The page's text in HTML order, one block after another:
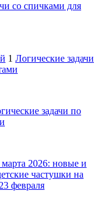
со спичками для
1 Логические задачи
задачи по
2026: новые и
частушки на
февраля